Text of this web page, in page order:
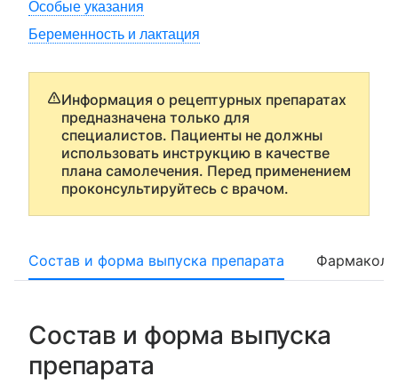
Особые указания
Беременность и лактация
Информация о рецептурных препаратах
предназначена только для
специалистов. Пациенты не должны
использовать инструкцию в качестве
плана самолечения. Перед применением
проконсультируйтесь с врачом.
Состав и форма выпуска препарата
Состав и форма выпуска
препарата